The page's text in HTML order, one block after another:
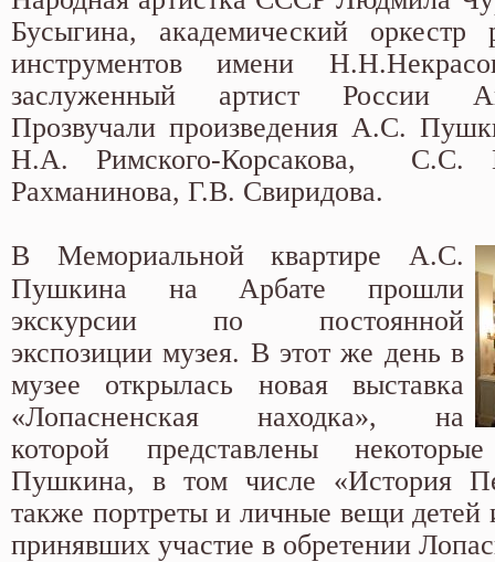
Бусыгина, академический оркестр
инструментов имени
заслуженный артист России
Прозвучали произведения А.С.
Н.А. Римского-Корсакова, С.С.
Рахманинова, Г.В. Свиридова.
В Мемориальной квартире А.С.
Пушкина на Арбате прошли
экскурсии по постоянной
экспозиции музея. В этот же день в
музее открылась новая выставка
«Лопасненская находка», на
которой представлены
Пушкина, в том числе «История
также портреты и личные вещи
принявших участие в обретении